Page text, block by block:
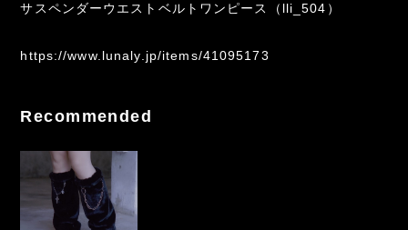
サスペンダーウエストベルトワンピース（lli_504）
https://www.lunaly.jp/items/41095173
Recommended